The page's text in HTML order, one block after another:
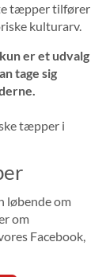
tæpper tilfører
kulturarv.
er et udvalg
tage sig
løbende om
om
Facebook,